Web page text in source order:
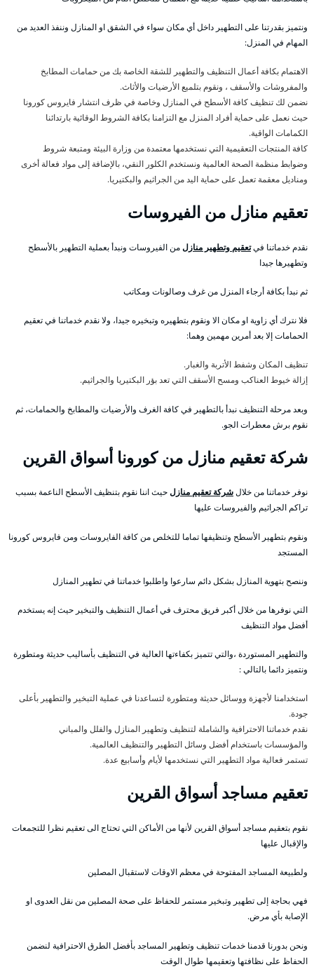
ونتميز بقدرتنا على التطهير داخل أي مكان سواء في الشقق او المنازل وننفذ العديد من
المهام في المنزل:
الاهتمام بكافة أعمال التنظيف والتطهير للشقة الخاصة بك من حمامات المطابخ
والمفروشات والأسقف ، ونقوم بتلميع الأرضيات والأثاث.
نضمن لك تنظيف كافة الأسطح في المنازل وخاصة في ظرف انتشار فايروس كورونا
حيث نعمل على حماية أفراد المنزل مع التزامنا بكافة الشروط الوقائية بارتدائنا
الكمامات الواقية.
كافة المنتجات التعقيمية التي نستخدمها معتمدة من وزارة البيئة ومتبعة شروط
وضوابط منظمة الصحة العالمية ونستخدم الكلور النقي، بالإضافة إلى مواد فعالة أخرى
ومناديل معقمة تعمل على حماية اليد من الجراثيم والبكتيريا.
تعقيم منازل من الفيروسات
نقدم خدماتنا فيتعقيم وتطهير منازلمن الفيروسات ونبدأ بعملية التطهير بالأسطح
وتطهيرها جيدا
ثم نبدأ بكافة أرجاء المنزل من غرف وصالونات ومكاتب
فلا نترك أي زاوية او مكان الا ونقوم بتطهيره وتبخيره جيدا، ولا نقدم خدماتنا في تعقيم
الحمامات إلا بعد أمرين مهمين وهما:
تنظيف المكان وشفط الأتربة والغبار.
إزالة خيوط العناكب ومسح الأسقف التي تعد بؤر البكتيريا والجراثيم.
وبعد مرحلة التنظيف نبدأ بالتطهير في كافة الغرف والأرضيات والمطابخ والحمامات، ثم
نقوم برش معطرات الجو.
شركة تعقيم منازل من كورونا أسواق القرين
نوفر خدماتنا من خلالشركة تعقيم منازلحيث اننا نقوم بتنظيف الأسطح الناعمة بسبب
تراكم الجراثيم والفيروسات عليها
ونقوم بتطهير الأسطح وتنظيفها تماما للتخلص من كافة الفايروسات ومن فايروس كورونا
المستجد
وننصح بتهوية المنازل بشكل دائم سارعوا واطلبوا خدماتنا في تطهير المنازل
التي نوفرها من خلال أكبر فريق محترف في أعمال التنظيف والتبخير حيث إنه يستخدم
أفضل مواد التنظيف
والتطهير المستوردة ،والتي تتميز بكفاءتها العالية في التنظيف بأساليب حديثة ومتطورة
ونتميز دائما بالتالي :
استخدامنا لأجهزة ووسائل حديثة ومتطورة لتساعدنا في عملية التبخير والتطهير بأعلى
جودة.
نقدم خدماتنا الاحترافية والشاملة لتنظيف وتطهير المنازل والفلل والمباني
والمؤسسات باستخدام أفضل وسائل التطهير والتنظيف العالمية.
تستمر فعالية مواد التطهير التي نستخدمها لأيام وأسابيع عدة.
تعقيم مساجد أسواق القرين
نقوم بتعقيم مساجد أسواق القرين لأنها من الأماكن التي تحتاج الى تعقيم نظرا للتجمعات
والإقبال عليها
ولطبيعة المساجد المفتوحة في معظم الاوقات لاستقبال المصلين
فهي بحاجة إلى تطهير وتبخير مستمر للحفاظ على صحة المصلين من نقل العدوى او
الإصابة بأي مرض.
ونحن بدورنا قدمنا خدمات تنظيف وتطهير المساجد بأفضل الطرق الاحترافية لنضمن
الحفاظ على نظافتها وتعقيمها طوال الوقت